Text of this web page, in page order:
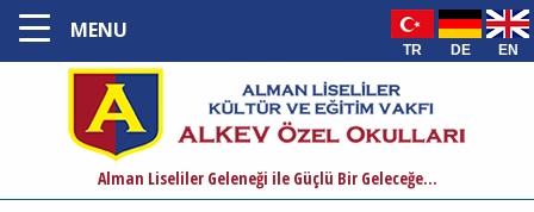
Alman Liseliler Geleneği ile Güçlü Bir Geleceğe...
TR DE EN
MENU